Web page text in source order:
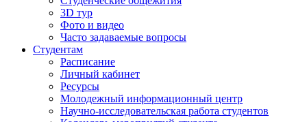
3D тур
Фото и видео
Часто задаваемые вопросы
Студентам
Расписание
Личный кабинет
Ресурсы
Молодежный информационный центр
Научно-исследовательская работа студентов